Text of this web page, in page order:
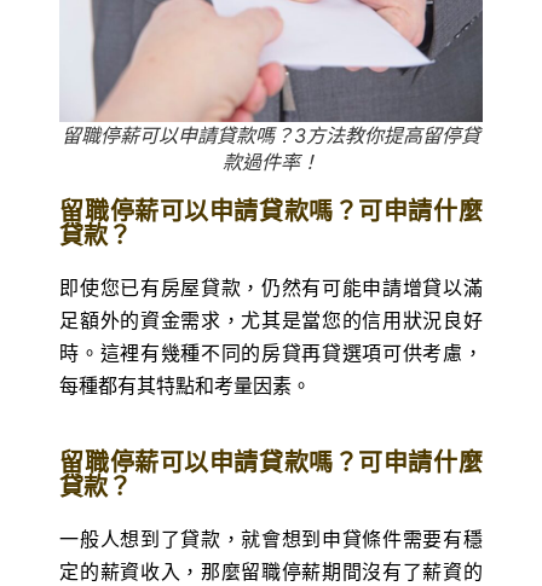
留職停薪可以申請貸款嗎？3方法教你提高留停貸
款過件率！
留職停薪可以申請貸款嗎？可申請什麼
貸款？
即使您已有房屋貸款，仍然有可能申請增貸以滿
足額外的資金需求，尤其是當您的信用狀況良好
時。這裡有幾種不同的房貸再貸選項可供考慮，
每種都有其特點和考量因素。
留職停薪可以申請貸款嗎？可申請什麼
貸款？
一般人想到了貸款，就會想到申貸條件需要有穩
定的薪資收入，那麼留職停薪期間沒有了薪資的